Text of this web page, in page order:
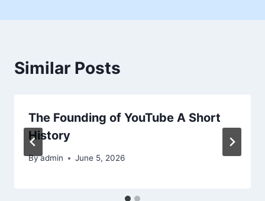
Similar Posts
The Founding of YouTube A Short
History
Byadmin June 5, 2026